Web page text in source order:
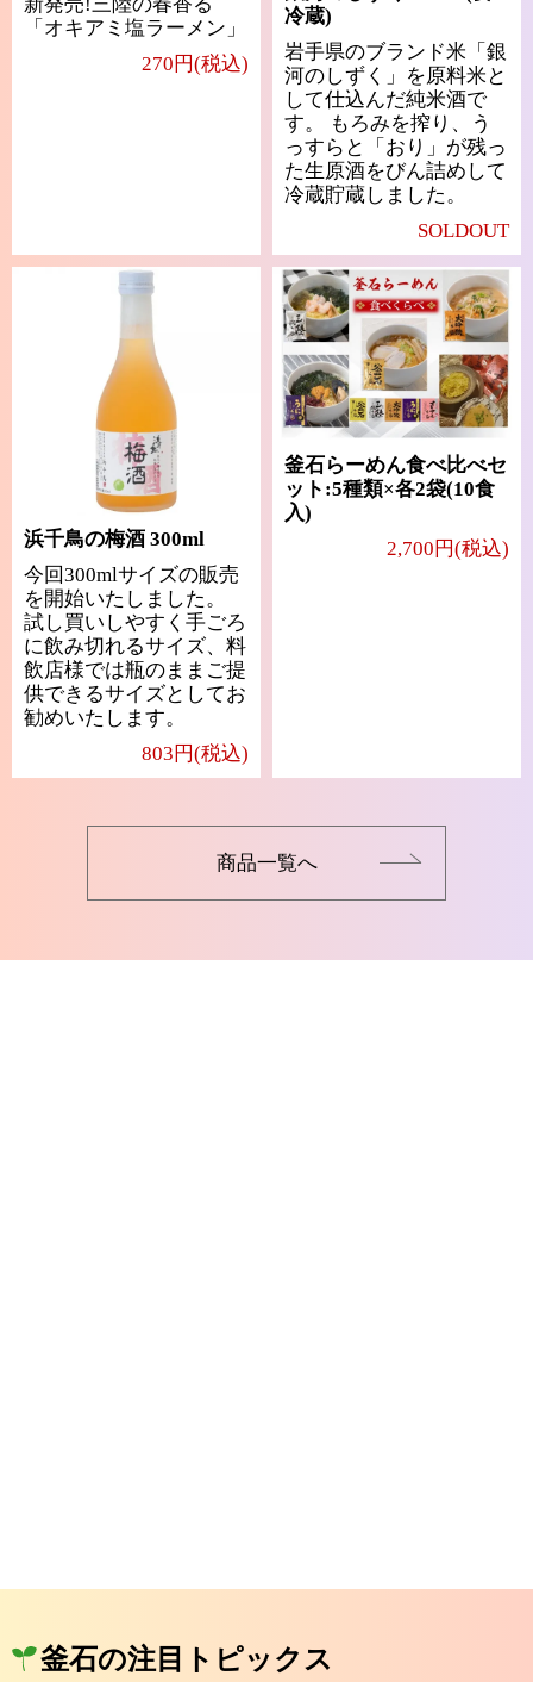
「オキアミ塩ラーメン」
270円(税込)
冷蔵)
岩手県のブランド米「銀
河のしずく」を原料米と
して仕込んだ純米酒で
す。 もろみを搾り、う
っすらと「おり」が残っ
た生原酒をびん詰めして
冷蔵貯蔵しました。
SOLDOUT
浜千鳥の梅酒 300ml
今回300mlサイズの販売
を開始いたしました。
試し買いしやすく手ごろ
に飲み切れるサイズ、料
飲店様では瓶のままご提
供できるサイズとしてお
勧めいたします。
803円(税込)
釜石らーめん食べ比べセ
ット:5種類×各2袋(10食
入)
2,700円(税込)
商品一覧へ
釜石の注目トピックス